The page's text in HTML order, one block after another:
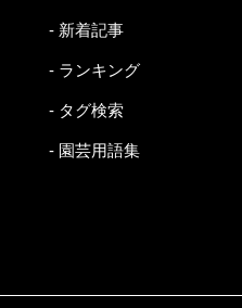
- 新着記事
- ランキング
- タグ検索
- 園芸用語集